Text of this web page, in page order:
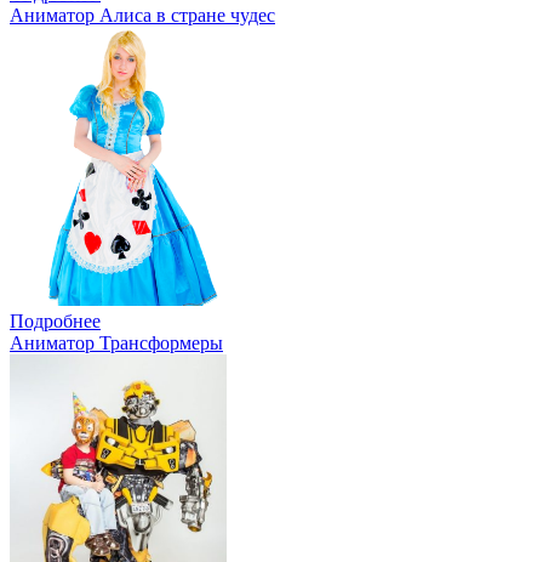
Аниматор Алиса в стране чудес
Подробнее
Аниматор Трансформеры